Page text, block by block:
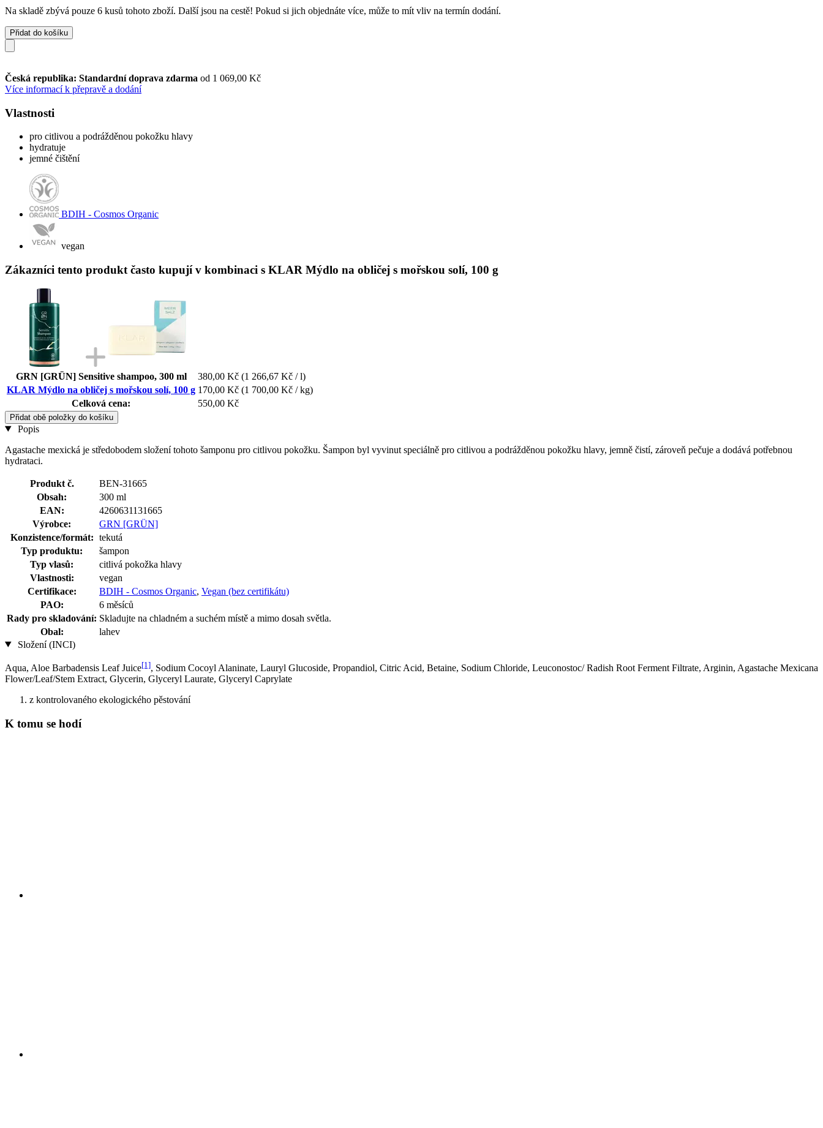
Na skladě zbývá pouze 6 kusů tohoto zboží. Další jsou na cestě! Pokud si jich objednáte více, může to mít vliv na termín dodání.
Přidat do košíku
Česká republika: Standardní doprava zdarma od 1 069,00 Kč
Více informací k přepravě a dodání
Vlastnosti
pro citlivou a podrážděnou pokožku hlavy
hydratuje
jemné čištění
BDIH - Cosmos Organic
vegan
Zákazníci tento produkt často kupují v kombinaci s KLAR Mýdlo na obličej s mořskou solí, 100 g
GRN [GRÜN] Sensitive shampoo, 300 ml 380,00 Kč (1 266,67 Kč / l)
KLAR Mýdlo na obličej s mořskou solí, 100 g 170,00 Kč (1 700,00 Kč / kg)
Celková cena:
550,00 Kč
Přidat obě položky do košíku
Popis
Agastache mexická je středobodem složení tohoto šamponu pro citlivou pokožku. Šampon byl vyvinut speciálně pro citlivou a podrážděnou pokožku hlavy, jemně čistí, zároveň pečuje a dodává potřebnou
hydrataci.
Produkt č.
BEN-31665
Obsah:
300 ml
EAN:
4260631131665
Výrobce:
GRN [GRÜN]
Konzistence/formát: tekutá
Typ produktu:
šampon
Typ vlasů:
citlivá pokožka hlavy
Vlastnosti:
vegan
Certifikace:
BDIH - Cosmos Organic, Vegan (bez certifikátu)
PAO:
6 měsíců
Rady pro skladování: Skladujte na chladném a suchém místě a mimo dosah světla.
Obal:
lahev
Složení (INCI)
Aqua, Aloe Barbadensis Leaf Juice[1], Sodium Cocoyl Alaninate, Lauryl Glucoside, Propandiol, Citric Acid, Betaine, Sodium Chloride, Leuconostoc/ Radish Root Ferment Filtrate, Arginin, Agastache Mexicana
Flower/Leaf/Stem Extract, Glycerin, Glyceryl Laurate, Glyceryl Caprylate
z kontrolovaného ekologického pěstování
K tomu se hodí